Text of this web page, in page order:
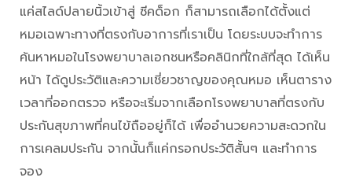
แค่สไลด์ปลายนิ้วเข้าสู่ ซีคด็อก ก็สามารถเลือกได้ตั้งแต่
หมอเฉพาะทางที่ตรงกับอาการที่เราเป็น โดยระบบจะทำการ
ค้นหาหมอในโรงพยาบาลเอกชนหรือคลินิกที่ใกล้ที่สุด ได้เห็น
หน้า ได้ดูประวัติและความเชี่ยวชาญของคุณหมอ เห็นตาราง
เวลาที่ออกตรวจ หรือจะเริ่มจากเลือกโรงพยาบาลที่ตรงกับ
ประกันสุขภาพที่คนไข้ถืออยู่ก็ได้ เพื่ออำนวยความสะดวกใน
การเคลมประกัน จากนั้นก็แค่กรอกประวัติสั้นๆ และทำการ
จอง